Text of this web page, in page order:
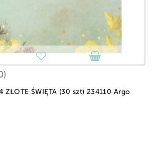
ZŁOTE ŚWIĘTA (30 szt) 234110 Argo